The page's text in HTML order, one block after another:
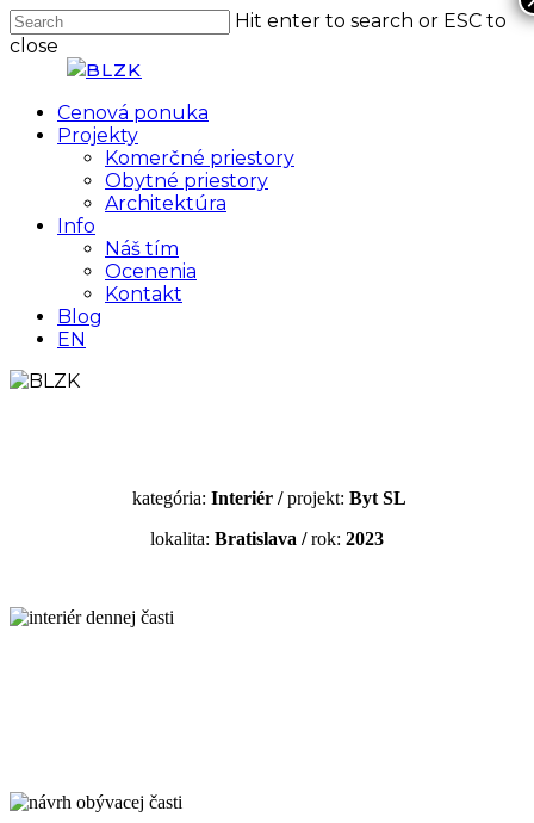
Skip
to
Hit enter to search or ESC to
close
MenuCenová ponuka
Projekty
Komerčné priestory
Obytné priestory
Architektúra
Info
Náš tím
Ocenenia
Kontakt
Blog
EN
kategória: Interiér /projekt: Byt SL
lokalita: Bratislava /rok: 2023